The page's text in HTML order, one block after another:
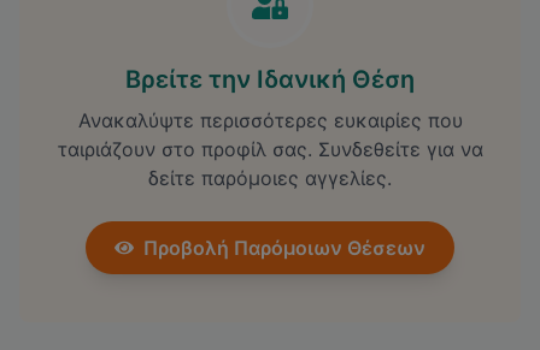
Βρείτε την Ιδανική Θέση
Ανακαλύψτε περισσότερες ευκαιρίες που
ταιριάζουν στο προφίλ σας. Συνδεθείτε για να
δείτε παρόμοιες αγγελίες.
Προβολή Παρόμοιων Θέσεων